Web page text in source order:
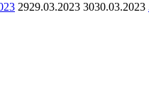
2929.03.2023 3030.03.2023